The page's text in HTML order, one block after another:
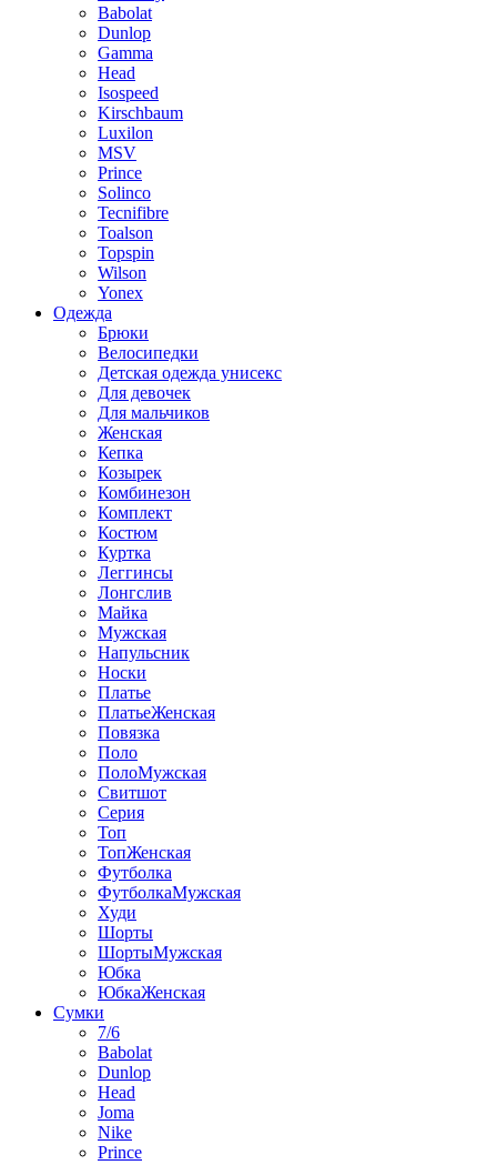
Babolat
Dunlop
Gamma
Head
Isospeed
Kirschbaum
Luxilon
MSV
Prince
Solinco
Tecnifibre
Toalson
Topspin
Wilson
Yonex
Одежда
Брюки
Велосипедки
Детская одежда унисекс
Для девочек
Для мальчиков
Женская
Кепка
Козырек
Комбинезон
Комплект
Костюм
Куртка
Леггинсы
Лонгслив
Майка
Мужская
Напульсник
Носки
Платье
ПлатьеЖенская
Повязка
Поло
ПолоМужская
Свитшот
Серия
Топ
ТопЖенская
Футболка
ФутболкаМужская
Худи
Шорты
ШортыМужская
Юбка
ЮбкаЖенская
Сумки
7/6
Babolat
Dunlop
Head
Joma
Nike
Prince